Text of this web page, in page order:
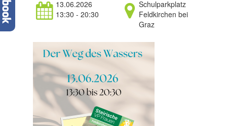
13.06.2026
13:30 - 20:30
Schulparkplatz
Feldkirchen bei
Graz